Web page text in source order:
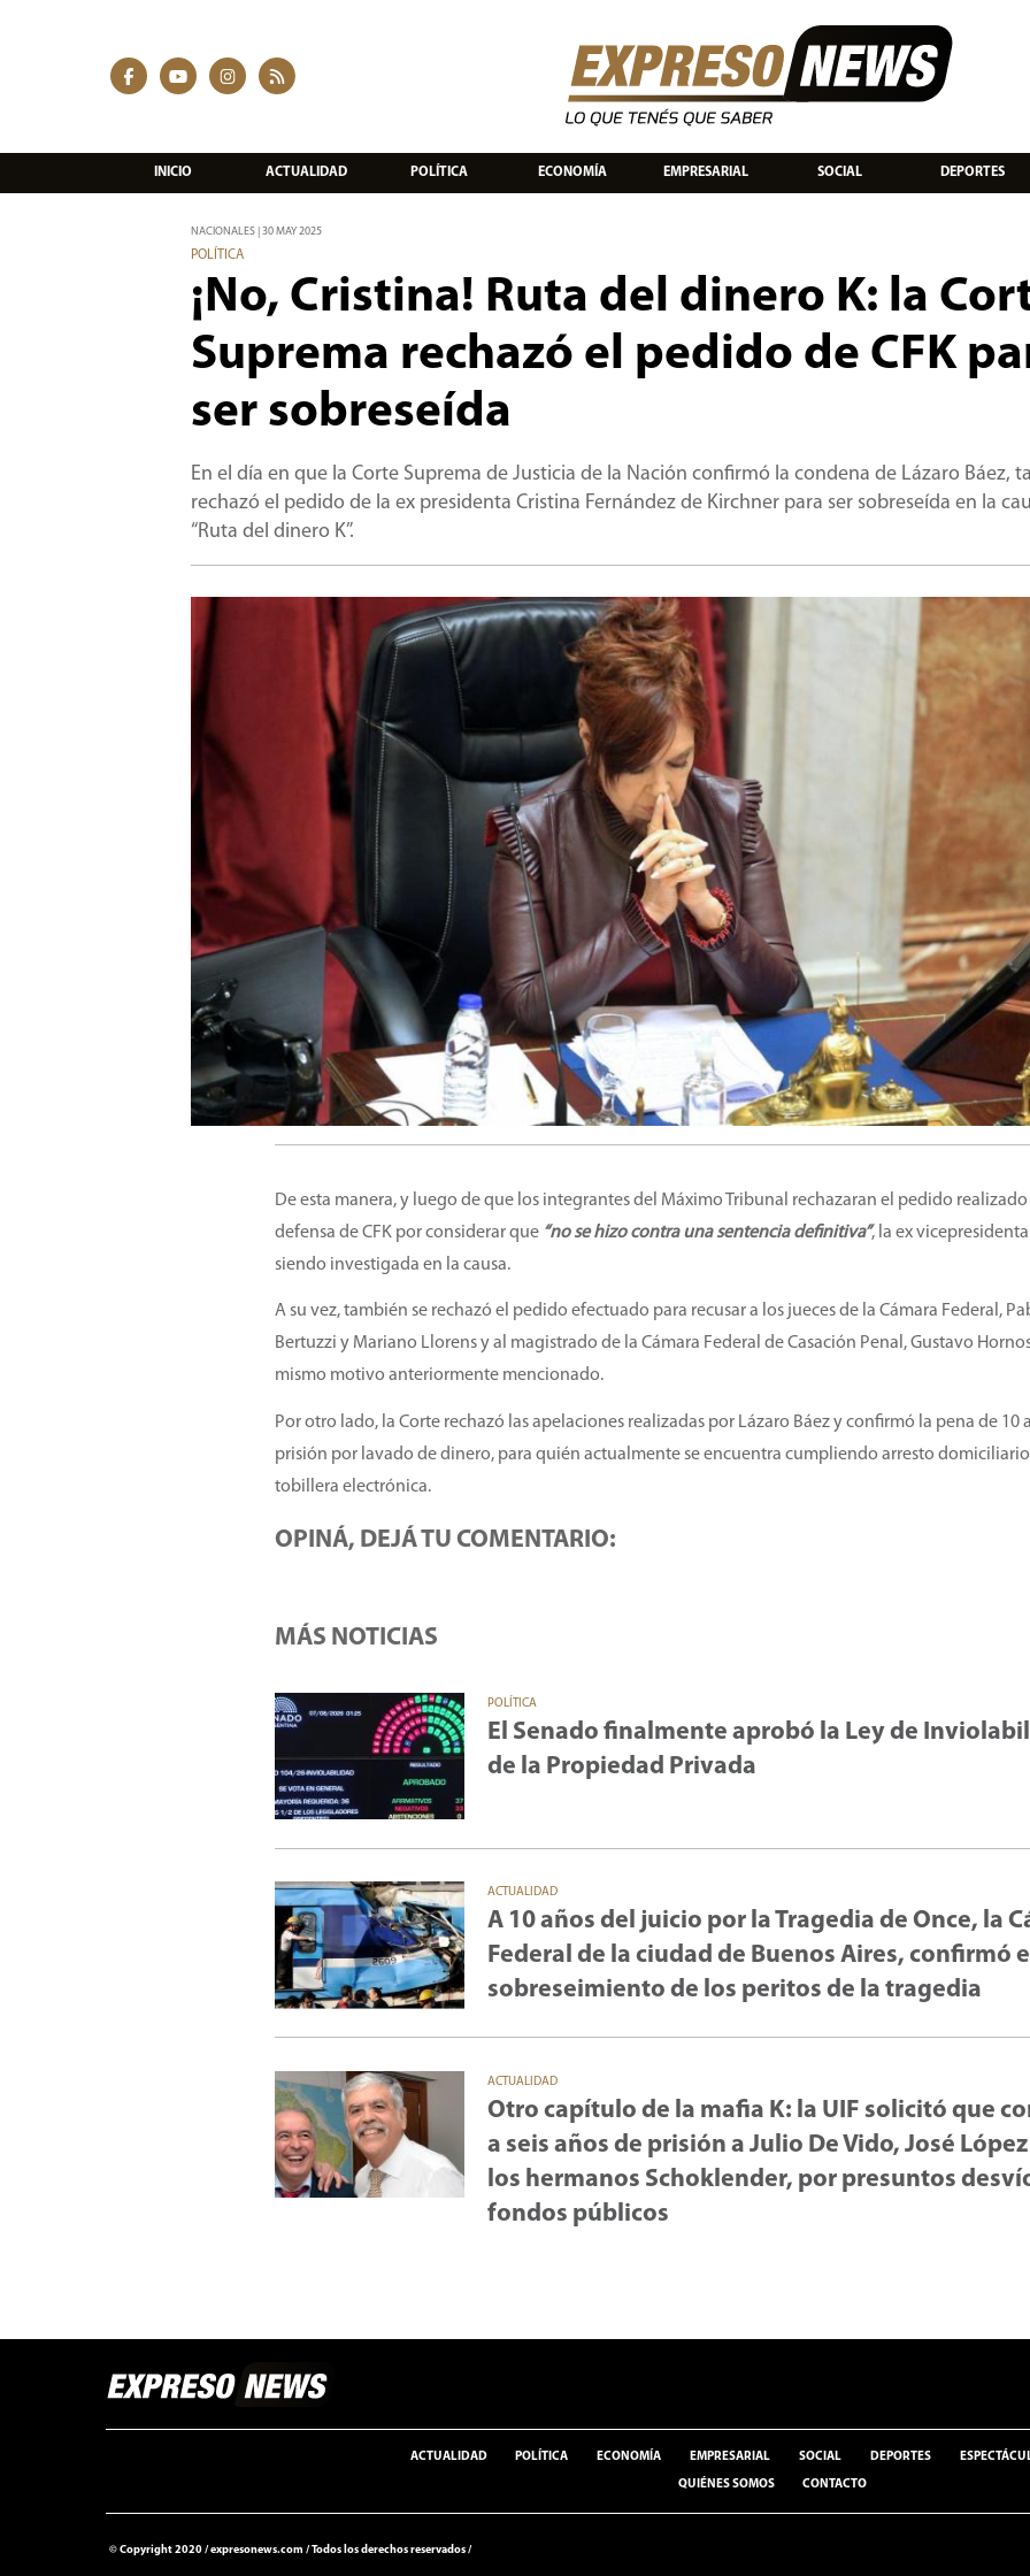
INICIO ACTUALIDAD POLÍTICA ECONOMÍA EMPRESARIAL SOCIAL DEPORTES
NACIONALES | 30 MAY 2025
POLÍTICA
¡No, Cristina! Ruta del dinero K: la
Suprema rechazó el pedido de CFK
ser sobreseída
En el día en que la Corte Suprema de Justicia de la Nación confirmó la condena de Lázaro Báez,
rechazó el pedido de la ex presidenta Cristina Fernández de Kirchner para ser sobreseída en la
“Ruta del dinero K”.
De esta manera, y luego de que los integrantes del Máximo Tribunal rechazaran el pedido
defensa de CFK por considerar que “no se hizo contra una sentencia definitiva”, la ex
siendo investigada en la causa.
A su vez, también se rechazó el pedido efectuado para recusar a los jueces de la Cámara Federal,
Bertuzzi y Mariano Llorens y al magistrado de la Cámara Federal de Casación Penal, Gustavo
mismo motivo anteriormente mencionado.
Por otro lado, la Corte rechazó las apelaciones realizadas por Lázaro Báez y confirmó la pena de 10
prisión por lavado de dinero, para quién actualmente se encuentra cumpliendo arresto
tobillera electrónica.
OPINÁ, DEJÁ TU COMENTARIO:
MÁS NOTICIAS
POLÍTICA
El Senado finalmente aprobó la Ley de
de la Propiedad Privada
ACTUALIDAD
A 10 años del juicio por la Tragedia de Once, la
Federal de la ciudad de Buenos Aires, confirmó
sobreseimiento de los peritos de la tragedia
ACTUALIDAD
Otro capítulo de la mafia K: la UIF solicitó que
a seis años de prisión a Julio De Vido, José López
los hermanos Schoklender, por presuntos
fondos públicos
ACTUALIDAD POLÍTICA ECONOMÍA EMPRESARIAL SOCIAL DEPORTES
QUIÉNES SOMOS CONTACTO
© Copyright 2020 /expresonews.com /Todos los derechos reservados /